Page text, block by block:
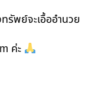
รัพย์จะเอื้ออำนวย
ค่ะ